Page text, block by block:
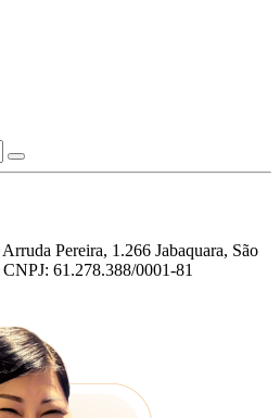
Pereira, 1.266 Jabaquara, São
61.278.388/0001-81